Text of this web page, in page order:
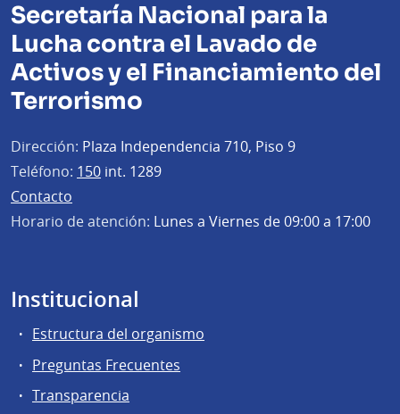
Secretaría Nacional para la
Lucha contra el Lavado de
Activos y el Financiamiento del
Terrorismo
Dirección: Plaza Independencia 710, Piso 9
Teléfono: 150 int. 1289
Contacto
Horario de atención: Lunes a Viernes de 09:00 a 17:00
Institucional
Estructura del organismo
Preguntas Frecuentes
Transparencia